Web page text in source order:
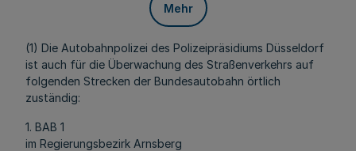
Mehr
(1) Die Autobahnpolizei des Polizeipräsidiums Düsseldorf
ist auch für die Überwachung des Straßenverkehrs auf
folgenden Strecken der Bundesautobahn örtlich
zuständig:
1. BAB 1
im Regierungsbezirk Arnsberg